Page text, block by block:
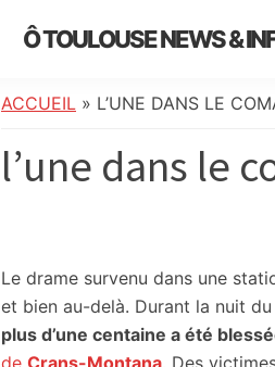
Ô TOULOUSE NEWS &
de
:
culture,
politique,
météo,
ACCUEIL » L’UNE DANS LE
l’une dans le
Le drame survenu dans une
et bien au-delà. Durant la nuit
plus d’une centaine a été
de Crans-Montana. Des